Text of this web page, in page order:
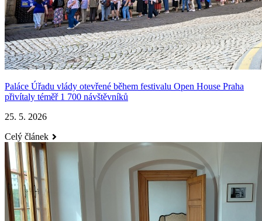
Paláce Úřadu vlády otevřené během festivalu Open House Praha
přivítaly téměř 1 700 návštěvníků
25. 5. 2026
Celý článek